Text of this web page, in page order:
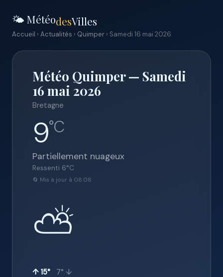
🌤️ MétéodesVilles
Accueil › Actualités › Quimper › Samedi 16 mai 2026
Météo Quimper — Samedi
16 mai 2026
Bretagne
9°C
Partiellement nuageux
Ressenti 6°C
🔄 Mis à jour à 08:08
⛅
↑ 15° 7° ↓